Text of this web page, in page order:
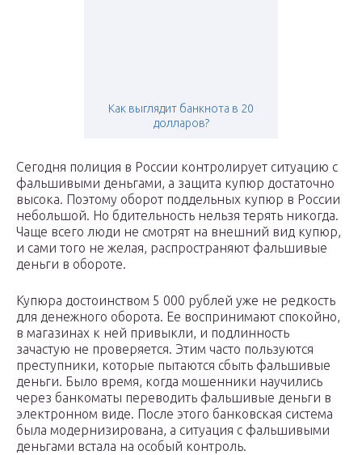
Как выглядит банкнота в 20
долларов?
Сегодня полиция в России контролирует ситуацию с
фальшивыми деньгами, а защита купюр достаточно
высока. Поэтому оборот поддельных купюр в России
небольшой. Но бдительность нельзя терять никогда.
Чаще всего люди не смотрят на внешний вид купюр,
и сами того не желая, распространяют фальшивые
деньги в обороте.
Купюра достоинством 5 000 рублей уже не редкость
для денежного оборота. Ее воспринимают спокойно,
в магазинах к ней привыкли, и подлинность
зачастую не проверяется. Этим часто пользуются
преступники, которые пытаются сбыть фальшивые
деньги. Было время, когда мошенники научились
через банкоматы переводить фальшивые деньги в
электронном виде. После этого банковская система
была модернизирована, а ситуация с фальшивыми
деньгами встала на особый контроль.